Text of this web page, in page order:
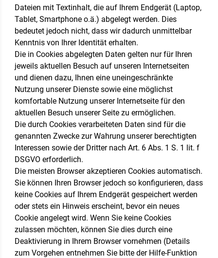
Dateien mit Textinhalt, die auf Ihrem Endgerät (Laptop,
Tablet, Smartphone o.ä.) abgelegt werden. Dies
bedeutet jedoch nicht, dass wir dadurch unmittelbar
Kenntnis von Ihrer Identität erhalten.
Die in Cookies abgelegten Daten gelten nur für Ihren
jeweils aktuellen Besuch auf unseren Internetseiten
und dienen dazu, Ihnen eine uneingeschränkte
Nutzung unserer Dienste sowie eine möglichst
komfortable Nutzung unserer Internetseite für den
aktuellen Besuch unserer Seite zu ermöglichen.
Die durch Cookies verarbeiteten Daten sind für die
genannten Zwecke zur Wahrung unserer berechtigten
Interessen sowie der Dritter nach Art. 6 Abs. 1 S. 1 lit. f
DSGVO erforderlich.
Die meisten Browser akzeptieren Cookies automatisch.
Sie können Ihren Browser jedoch so konfigurieren, dass
keine Cookies auf Ihrem Endgerät gespeichert werden
oder stets ein Hinweis erscheint, bevor ein neues
Cookie angelegt wird. Wenn Sie keine Cookies
zulassen möchten, können Sie dies durch eine
Deaktivierung in Ihrem Browser vornehmen (Details
zum Vorgehen entnehmen Sie bitte der Hilfe-Funktion